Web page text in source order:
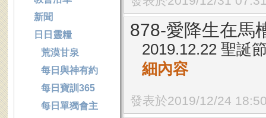
878-愛降生在馬
2019.12.22 聖誕
細內容
發表於2019/12/24
新聞
日日靈糧
荒漠甘泉
每日與神有約
每日寶訓365
每日單獨會主